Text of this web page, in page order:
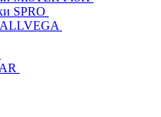
SPRO